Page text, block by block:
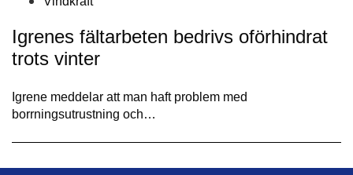
Igrenes fältarbeten bedrivs oförhindrat
trots vinter
Igrene meddelar att man haft problem med
borrningsutrustning och…